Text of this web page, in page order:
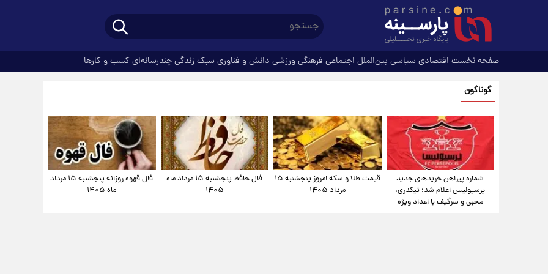
صفحه نخست اقتصادی سیاسی بین‌الملل اجتماعی فرهنگیورزشی دانش و فناوری سبک زندگیچندرسانه‌ای کسب و کارها
گوناگون
شماره پیراهن خریدهای جدید
پرسپولیس اعلام شد؛ تیکدری،
محبی و سرگیف با اعداد ویژه
قیمت طلا و سکه امروز پنجشنبه ۱۵
مرداد ۱۴۰۵
فال حافظ پنجشنبه ۱۵ مرداد ماه
۱۴۰۵
فال قهوه روزانه پنجشنبه ۱۵ مرداد
ماه ۱۴۰۵